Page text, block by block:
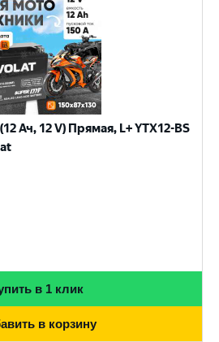
Ач, 12 V) Прямая, L+ YTX12-BS
в 1 клик
в корзину